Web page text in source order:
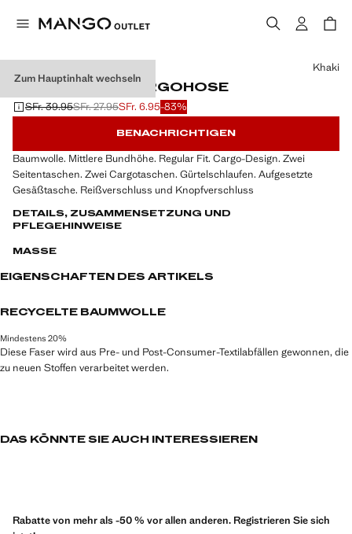
Zum Hauptinhalt wechseln
REGULAR FIT-CARGOHOSE
Ausgangspreis durchgestrichen [SFr. 39.95 ]
SFr. 39.95
Zweiter Preis durchgestrichen [SFr. 27.95 ]
SFr. 27.95
Aktueller Preis [SFr. 6.95 ]SFr. 6.95-83%
Wählen Sie eine Farbe
Khaki
BENACHRICHTIGEN
Baumwolle. Mittlere Bundhöhe. Regular Fit. Cargo-Design. Zwei
Seitentaschen. Zwei Cargotaschen. Gürtelschlaufen. Aufgesetzte
Gesäßtasche. Reißverschluss und Knopfverschluss
DETAILS, ZUSAMMENSETZUNG UND
PFLEGEHINWEISE
MASSE
EIGENSCHAFTEN DES ARTIKELS
RECYCELTE BAUMWOLLE
Mindestens 20%
Diese Faser wird aus Pre- und Post-Consumer-Textilabfällen gewonnen, die
zu neuen Stoffen verarbeitet werden.
DAS KÖNNTE SIE AUCH INTERESSIEREN
Rabatte von mehr als -50 % vor allen anderen. Registrieren Sie sich